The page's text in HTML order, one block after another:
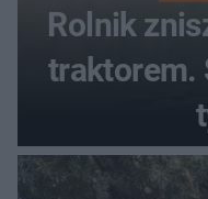
Rolnik
traktorem.